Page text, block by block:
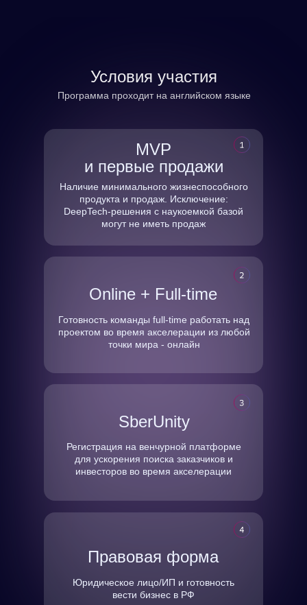
Условия участия
MVP
и первые продажи
SberUnity
Правовая форма
Online + Full-time
Наличие минимального жизнеспособного
продукта и продаж. Исключение:
DeepTech-решения с наукоемкой базой
могут не иметь продаж
Регистрация на венчурной платформе
для ускорения поиска заказчиков и
инвесторов во время акселерации
Юридическое лицо/ИП и готовность
вести бизнес в РФ
Готовность команды full-time работать над
проектом во время акселерации из любой
точки мира - онлайн
Программа проходит на английском языке